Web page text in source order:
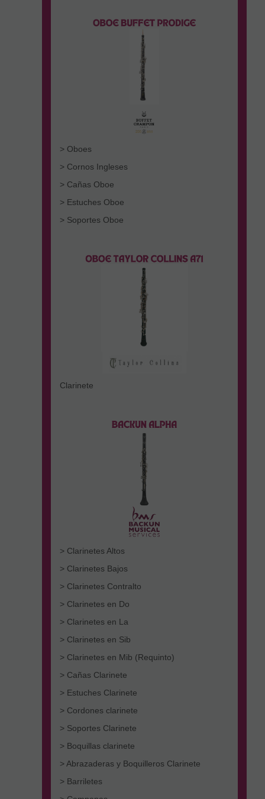
> Oboes
> Cornos Ingleses
> Cañas Oboe
> Estuches Oboe
> Soportes Oboe
Clarinete
> Clarinetes Altos
> Clarinetes Bajos
> Clarinetes Contralto
> Clarinetes en Do
> Clarinetes en La
> Clarinetes en Sib
> Clarinetes en Mib (Requinto)
> Cañas Clarinete
> Estuches Clarinete
> Cordones clarinete
> Soportes Clarinete
> Boquillas clarinete
> Abrazaderas y Boquilleros Clarinete
> Barriletes